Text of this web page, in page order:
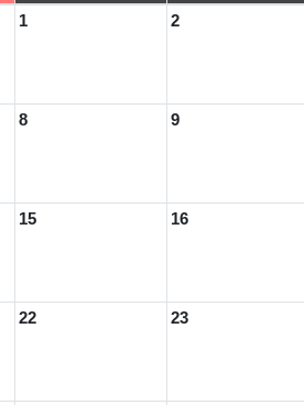
1
2
8 9
15 16
22 23